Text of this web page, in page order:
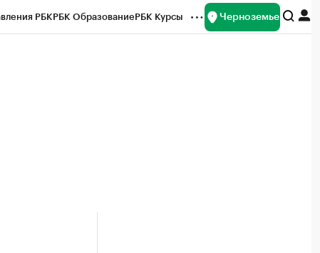
РБКРБК ОбразованиеРБК Курсы Черноземье